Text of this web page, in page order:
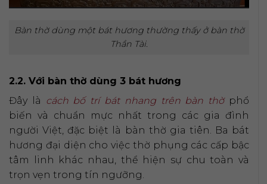
Bàn thờ dùng một bát hương thường thấy ở bàn thờ
Thần Tài.
2.2. Với bàn thờ dùng 3 bát hương
Đây là cách bố trí bát nhang trên bàn thờphổ
biến và chuẩn mực nhất trong các gia đình
người Việt, đặc biệt là bàn thờ gia tiên. Ba bát
hương đại diện cho việc thờ phụng các cấp bậc
tâm linh khác nhau, thể hiện sự chu toàn và
trọn vẹn trong tín ngưỡng.